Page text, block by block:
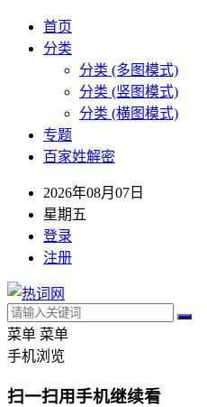
首页
分类
分类 (多图模式)
分类 (竖图模式)
分类 (横图模式)
专题
百家姓解密
2026年08月07日
星期五
登录
注册
菜单 菜单
手机浏览
扫一扫用手机继续看